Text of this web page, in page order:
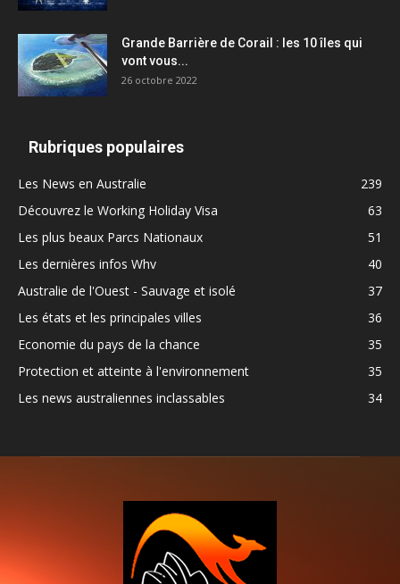
Grande Barrière de Corail : les 10 îles qui
vont vous...
26 octobre 2022
Rubriques populaires
Les News en Australie
239
Découvrez le Working Holiday Visa
63
Les plus beaux Parcs Nationaux
51
Les dernières infos Whv
40
Australie de l'Ouest - Sauvage et isolé
37
Les états et les principales villes
36
Economie du pays de la chance
35
Protection et atteinte à l'environnement
35
Les news australiennes inclassables
34